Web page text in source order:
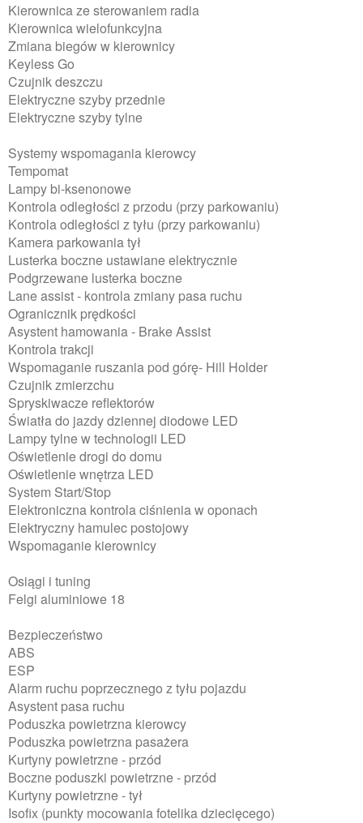
Kierownica ze sterowaniem radia
Kierownica wielofunkcyjna
Zmiana biegów w kierownicy
Keyless Go
Czujnik deszczu
Elektryczne szyby przednie
Elektryczne szyby tylne
Systemy wspomagania kierowcy
Tempomat
Lampy bi-ksenonowe
Kontrola odległości z przodu (przy parkowaniu)
Kontrola odległości z tyłu (przy parkowaniu)
Kamera parkowania tył
Lusterka boczne ustawiane elektrycznie
Podgrzewane lusterka boczne
Lane assist - kontrola zmiany pasa ruchu
Ogranicznik prędkości
Asystent hamowania - Brake Assist
Kontrola trakcji
Wspomaganie ruszania pod górę- Hill Holder
Czujnik zmierzchu
Spryskiwacze reflektorów
Światła do jazdy dziennej diodowe LED
Lampy tylne w technologii LED
Oświetlenie drogi do domu
Oświetlenie wnętrza LED
System Start/Stop
Elektroniczna kontrola ciśnienia w oponach
Elektryczny hamulec postojowy
Wspomaganie kierownicy
Osiągi i tuning
Felgi aluminiowe 18
Bezpieczeństwo
ABS
ESP
Alarm ruchu poprzecznego z tyłu pojazdu
Asystent pasa ruchu
Poduszka powietrzna kierowcy
Poduszka powietrzna pasażera
Kurtyny powietrzne - przód
Boczne poduszki powietrzne - przód
Kurtyny powietrzne - tył
Isofix (punkty mocowania fotelika dziecięcego)